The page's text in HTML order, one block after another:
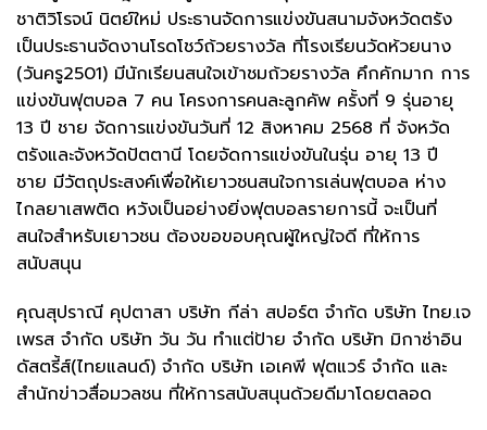
ชาติวิโรจน์ นิตย์ใหม่ ประธานจัดการแข่งขันสนามจังหวัดตรัง
เป็นประธานจัดงานโรดโชว์ถ้วยรางวัล ที่โรงเรียนวัดห้วยนาง
(วันครู2501) มีนักเรียนสนใจเข้าชมถ้วยรางวัล คึกคักมาก การ
แข่งขันฟุตบอล 7 คน โครงการคนละลูกคัพ ครั้งที่ 9 รุ่นอายุ
13 ปี ชาย จัดการแข่งขันวันที่ 12 สิงหาคม 2568 ที่ จังหวัด
ตรังและจังหวัดปัตตานี โดยจัดการแข่งขันในรุ่น อายุ 13 ปี
ชาย มีวัตถุประสงค์เพื่อให้เยาวชนสนใจการเล่นฟุตบอล ห่าง
ไกลยาเสพติด หวังเป็นอย่างยิ่งฟุตบอลรายการนี้ จะเป็นที่
สนใจสำหรับเยาวชน ต้องขอขอบคุณผู้ใหญ่ใจดี ที่ให้การ
สนับสนุน
คุณสุปราณี คุปตาสา บริษัท กีล่า สปอร์ต จำกัด บริษัท ไทย.เจ
เพรส จำกัด บริษัท วัน วัน ทำแต่ป้าย จำกัด บริษัท มิกาซ่าอิน
ดัสตรี้ส์(ไทยแลนด์) จำกัด บริษัท เอเคพี ฟุตแวร์ จำกัด และ
สำนักข่าวสื่อมวลชน ที่ให้การสนับสนุนด้วยดีมาโดยตลอด